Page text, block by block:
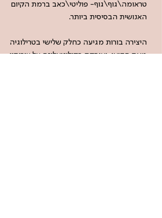
טראומה\גוף\גוף- פוליטי\כאב ברמת הקיום
האנושית הבסיסית ביותר.
היצירה בורות מגיעה כחלק שלישי בטרילוגיה
מאת הדואו, ועוסקת בקולוניאליזם על צורותיו.